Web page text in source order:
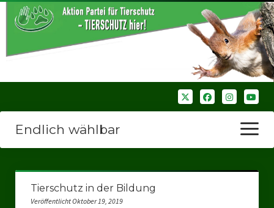
Endlich wählbar
Menü
öffnen
Wir über uns
Tierschutz in der Bildung
Veröffentlicht Oktober 19, 2019